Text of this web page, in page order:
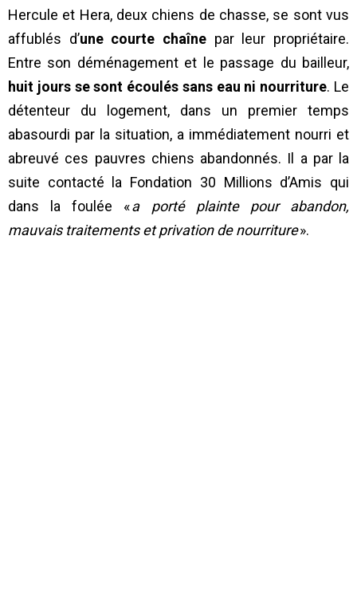
Hercule et Hera, deux chiens de chasse, se sont vus
affublés d’une courte chaîne par leur propriétaire.
Entre son déménagement et le passage du bailleur,
huit jours se sont écoulés sans eau ni nourriture. Le
détenteur du logement, dans un premier temps
abasourdi par la situation, a immédiatement nourri et
abreuvé ces pauvres chiens abandonnés. Il a par la
suite contacté la Fondation 30 Millions d’Amis qui
dans la foulée «a porté plainte pour abandon,
mauvais traitements et privation de nourriture».